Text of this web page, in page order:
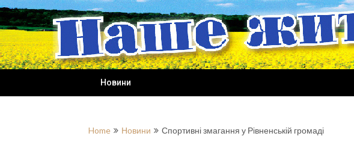
Skip
to
content
Новини
Home Новини Спортивні змагання у Рівненській громаді